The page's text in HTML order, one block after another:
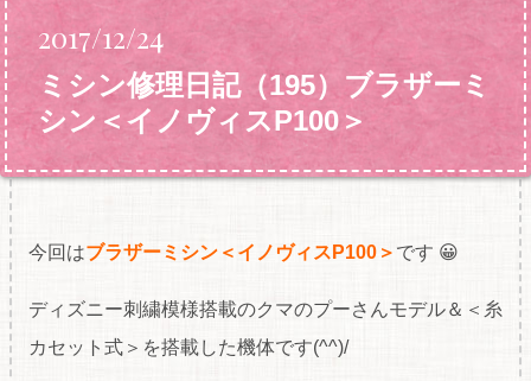
2017/12/24
ミシン修理日記（195）ブラザーミ
シン＜イノヴィスP100＞
今回はブラザーミシン＜イノヴィスP100＞ です 😀
ディズニー刺繍模様搭載のクマのプーさんモデル＆＜糸
カセット式＞を搭載した機体です(^^)/